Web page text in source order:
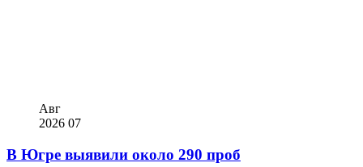
Авг
2026 07
В Югре выявили около 290 проб